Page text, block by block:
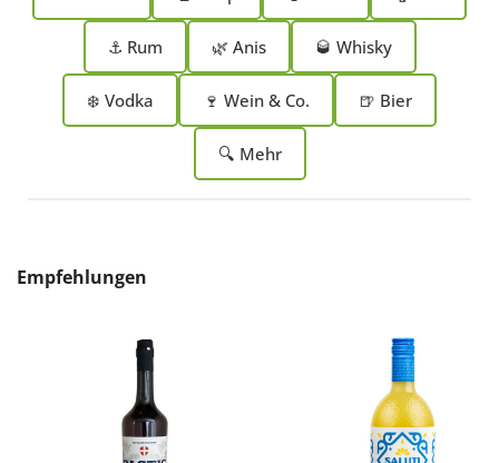
⚓ Rum 🌿 Anis 🥃 Whisky
❄️ Vodka 🍷 Wein & Co. 🍺 Bier
🔍 Mehr
Produktgalerie überspringen
Empfehlungen